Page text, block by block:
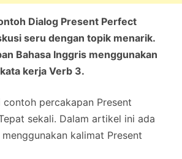
Dialog Present Perfect
seru dengan topik menarik.
Bahasa Inggris menggunakan
kerja Verb 3.
contoh percakapan Present
sekali. Dalam artikel ini ada
kalimat Present